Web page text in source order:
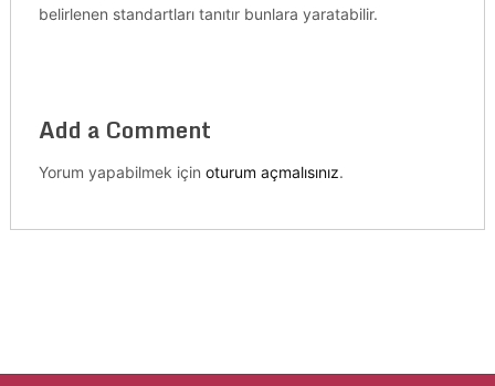
belirlenen standartları tanıtır bunlara yaratabilir.
Add a Comment
Yorum yapabilmek için oturum açmalısınız.